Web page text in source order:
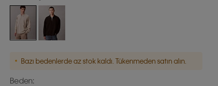
Bazı bedenlerde az stok kaldı. Tükenmeden satın alın.
Beden: